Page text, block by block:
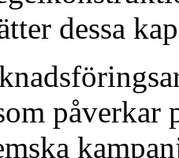
dessa